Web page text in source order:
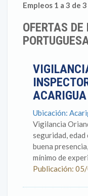
Empleos 1 a 3 de 3
OFERTAS
ACARIGUA
Ubicación:
Vigilancia
seguridad,
buena
mínimo de
Publicación: